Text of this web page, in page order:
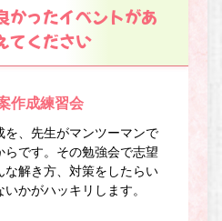
かったイベントがあ
てください
作成練習会
を、先生がマンツーマンで
らです。その勉強会で志望
な解き方、対策をしたらい
かがハッキリします。